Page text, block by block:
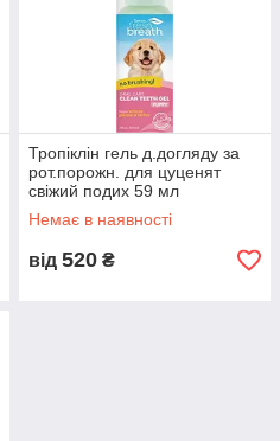
Тропіклін гель д.догляду за
рот.порожн. для цуценят
свіжий подих 59 мл
(645095001954)
Немає в наявності
від 520 ₴